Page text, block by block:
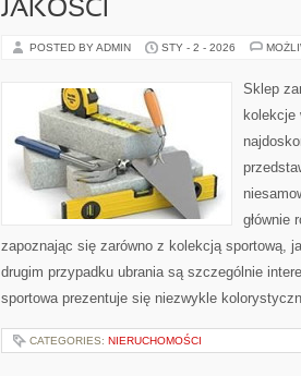
JAKOŚCI
POSTED BY ADMIN STY - 2 - 2026
Sklep
kolekcje
głównie
zapoznając się zarówno z kolekcją sportową,
drugim przypadku ubrania są szczególnie
sportowa prezentuje się niezwykle
CATEGORIES: NIERUCHOMOŚCI